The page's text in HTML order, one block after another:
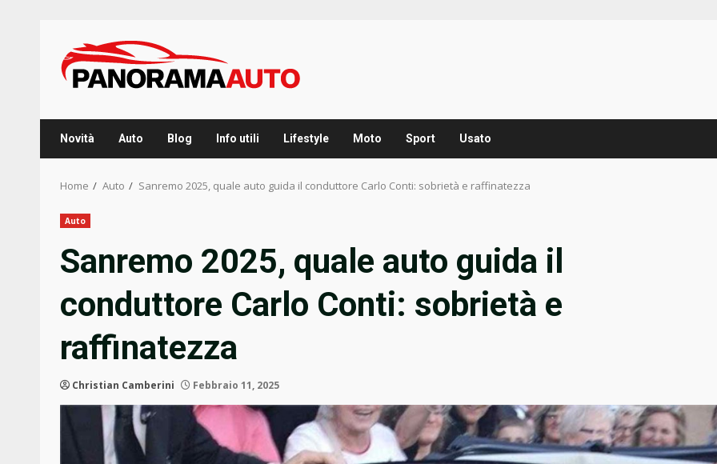
content
Novità Auto Blog Info utili Lifestyle Moto Sport Usato
Home Auto Sanremo 2025, quale auto guida il conduttore Carlo Conti: sobrietà e raffinatezza
Auto
Sanremo 2025, quale auto guida il
conduttore Carlo Conti: sobrietà e
raffinatezza
Christian Camberini Febbraio 11, 2025